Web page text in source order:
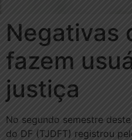
Negativas
fazem
justiça
No segundo semestre
do DF (TJDFT) registrou